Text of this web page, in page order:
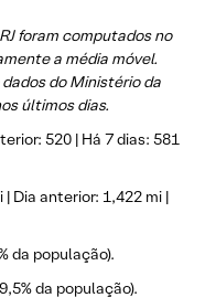
foram computados no
a média móvel.
do Ministério da
últimos dias.
520 | Há 7 dias: 581
Dia anterior: 1,422 mi |
da população).
da população).